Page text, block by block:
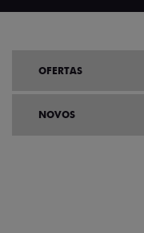
OFERTAS
NOVOS